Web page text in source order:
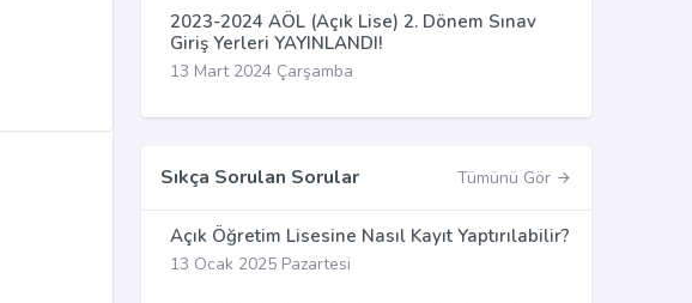
2023-2024 AÖL (Açık Lise) 2. Dönem Sınav
Giriş Yerleri YAYINLANDI!
13 Mart 2024 Çarşamba
Sıkça Sorulan Sorular Tümünü Gör
Açık Öğretim Lisesine Nasıl Kayıt Yaptırılabilir?
13 Ocak 2025 Pazartesi